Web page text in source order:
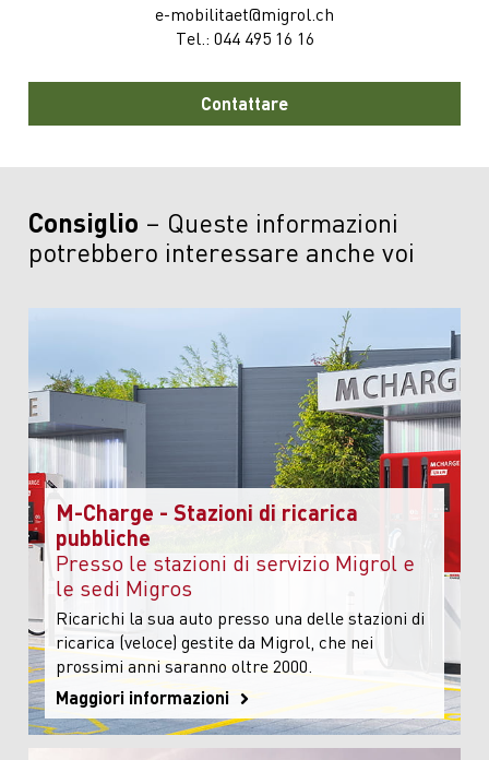
e-mobilitaet@migrol.ch
Tel.: 044 495 16 16
Contattare
Consiglio Queste informazioni
potrebbero interessare anche voi
M-Charge - Stazioni di ricarica
pubbliche
Presso le stazioni di servizio Migrol e
le sedi Migros
Ricarichi la sua auto presso una delle stazioni di
ricarica (veloce) gestite da Migrol, che nei
prossimi anni saranno oltre 2000.
Maggiori informazioni